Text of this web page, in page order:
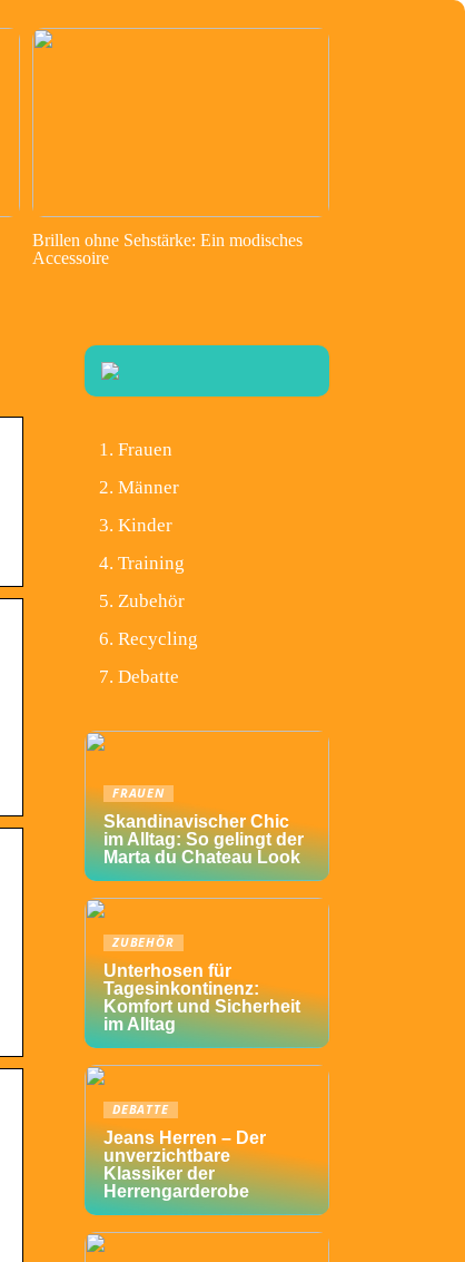
Brillen ohne Sehstärke: Ein modisches
Accessoire
Frauen
Männer
Kinder
Training
Zubehör
Recycling
Debatte
FRAUEN
Skandinavischer Chic
im Alltag: So gelingt der
Marta du Chateau Look
ZUBEHÖR
Unterhosen für
Tagesinkontinenz:
Komfort und Sicherheit
im Alltag
DEBATTE
Jeans Herren – Der
unverzichtbare
Klassiker der
Herrengarderobe